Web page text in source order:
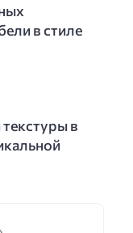
в стиле
в